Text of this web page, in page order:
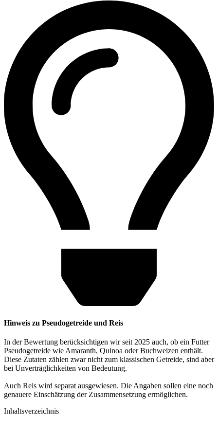
Hinweis zu Pseudogetreide und Reis
In der Bewertung berücksichtigen wir seit 2025 auch, ob ein Futter
Pseudogetreide wie Amaranth, Quinoa oder Buchweizen enthält.
Diese Zutaten zählen zwar nicht zum klassischen Getreide, sind aber
bei Unverträglichkeiten von Bedeutung.
Auch Reis wird separat ausgewiesen. Die Angaben sollen eine noch
genauere Einschätzung der Zusammensetzung ermöglichen.
Inhaltsverzeichnis​